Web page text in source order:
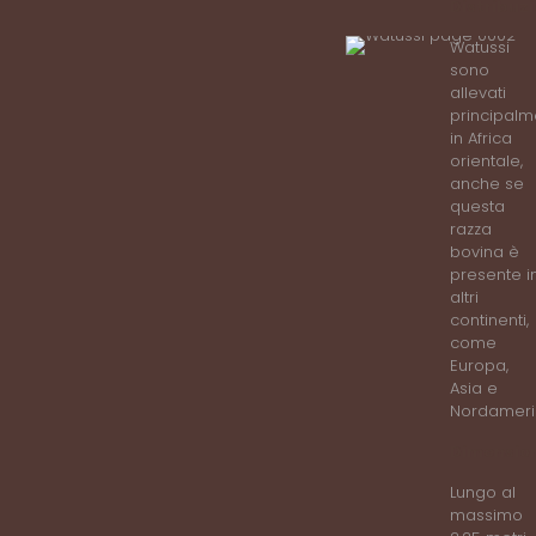
Watussi
sono
allevati
in Africa
orientale,
anche se
questa
razza
bovina è
presente
altri
continenti,
come
Europa,
Asia e
Lungo al
massimo